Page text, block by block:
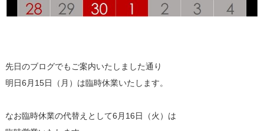
先日のブログでもご案内いたしました通り
明日6月15日（月）は臨時休業いたします。
なお臨時休業の代替えとして6月16日（火）は